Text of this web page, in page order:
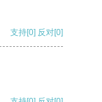
支持[0] 反对[0]